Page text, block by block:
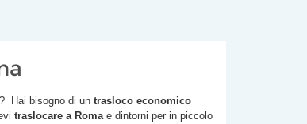
Hai bisogno di un trasloco economico
traslocare a Romae dintorni per in piccolo